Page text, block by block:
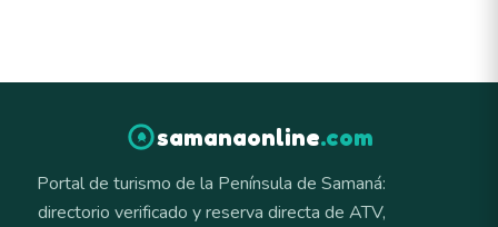
samanaonline.com
Portal de turismo de la Península de Samaná:
directorio verificado y reserva directa de ATV,